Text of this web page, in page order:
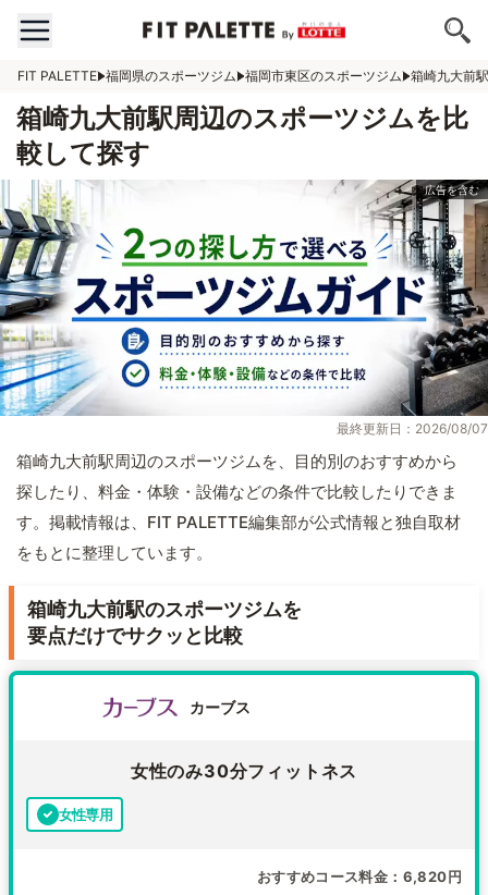
FIT PALETTE 福岡県のスポーツジム 福岡市東区のスポーツジム 箱崎九大前
箱崎九大前駅周辺のスポーツジムを比
較して探す
最終更新日：2026/08/07
箱崎九大前駅周辺のスポーツジムを、目的別のおすすめから
探したり、料金・体験・設備などの条件で比較したりできま
す。掲載情報は、FIT PALETTE編集部が公式情報と独自取材
をもとに整理しています。
箱崎九大前駅のスポーツジムを
要点だけでサクッと比較
カーブス
女性のみ30分フィットネス
女性専用
おすすめコース料金 6,820円